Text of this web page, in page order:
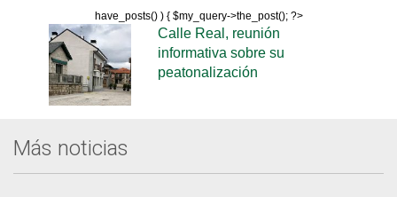
have_posts() ) { $my_query->the_post(); ?>
Calle Real, reunión
informativa sobre su
peatonalización
Más noticias